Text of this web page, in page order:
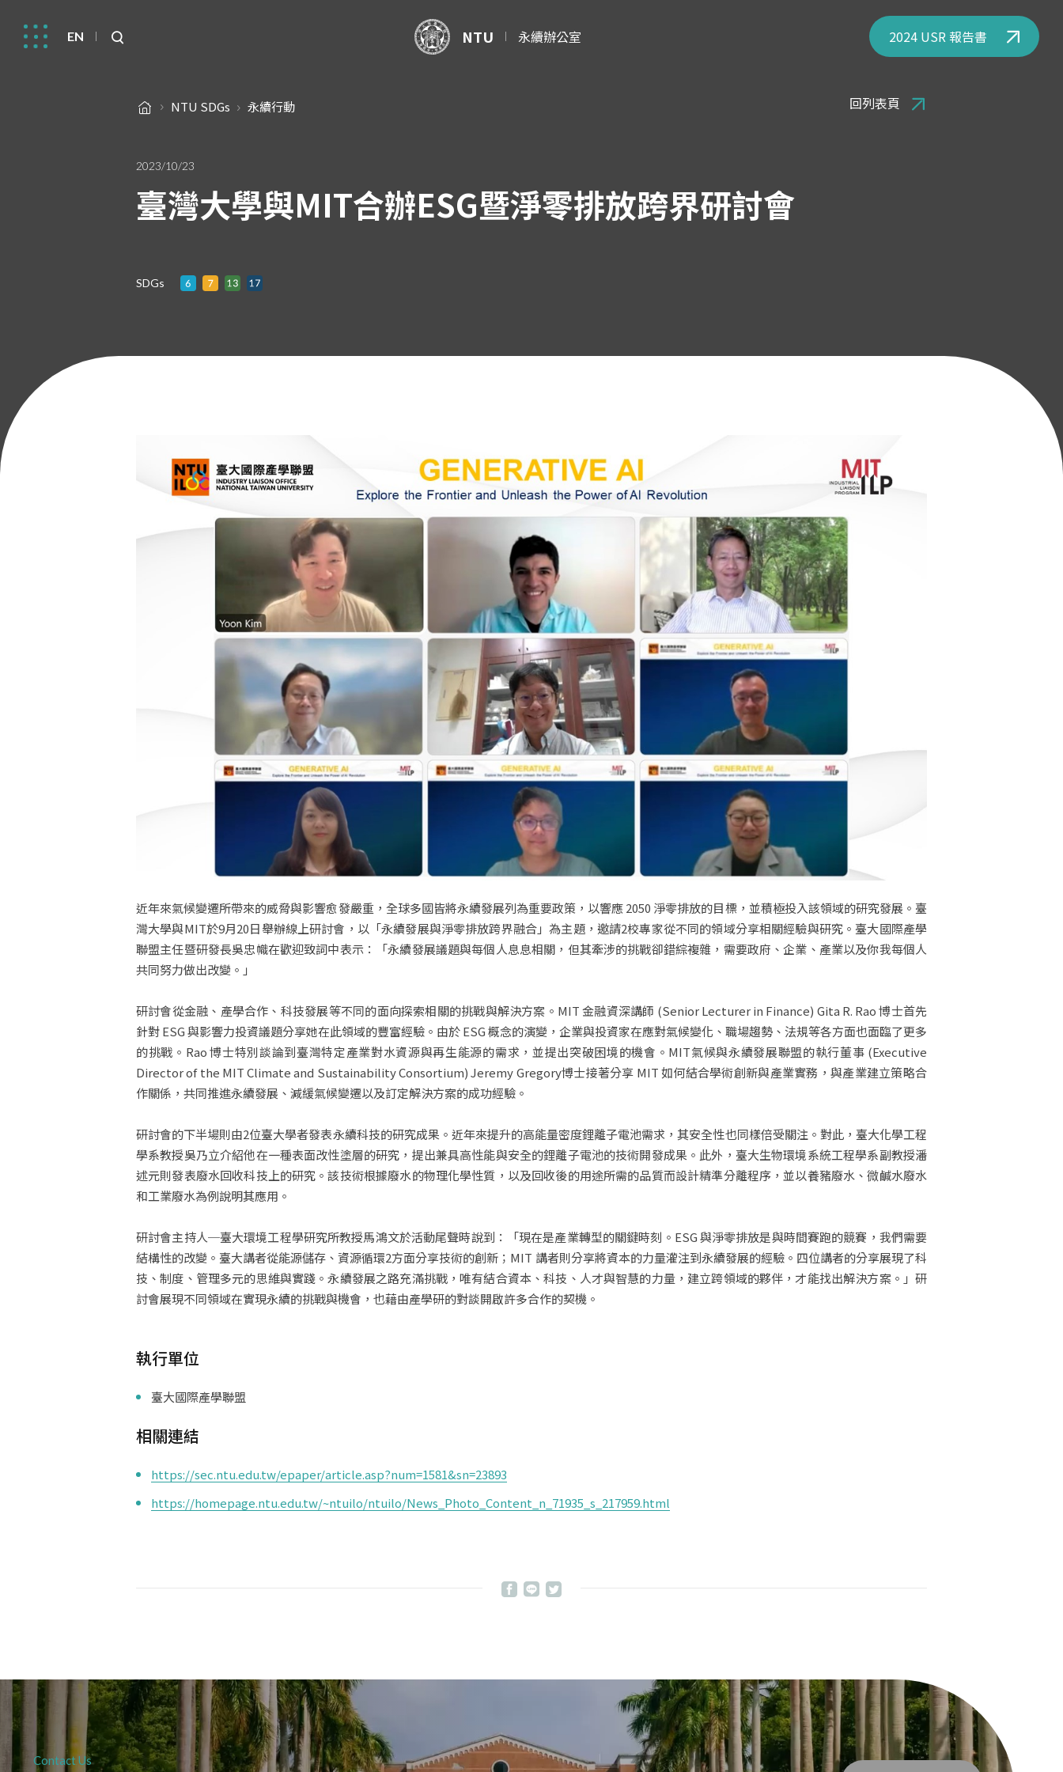
EN NTU 永續辦公室 2024 USR 報告書
NTU SDGs 永續行動 回列表頁
2023/10/23
臺灣大學與MIT合辦ESG暨淨零排放跨界研討會
SDGs
近年來氣候變遷所帶來的威脅與影響愈發嚴重，全球多國皆將永續發展列為重要政策，以響應 2050 淨零排放的目標，並積極投入該領域的研究發展。臺
灣大學與MIT於9月20日舉辦線上研討會，以「永續發展與淨零排放跨界融合」為主題，邀請2校專家從不同的領域分享相關經驗與研究。臺大國際產學
聯盟主任暨研發長吳忠幟在歡迎致詞中表示：「永續發展議題與每個人息息相關，但其牽涉的挑戰卻錯綜複雜，需要政府、企業、產業以及你我每個人
共同努力做出改變。」
研討會從金融、產學合作、科技發展等不同的面向探索相關的挑戰與解決方案。MIT 金融資深講師 (Senior Lecturer in Finance) Gita R. Rao 博士首先
針對 ESG 與影響力投資議題分享她在此領域的豐富經驗。由於 ESG 概念的演變，企業與投資家在應對氣候變化、職場趨勢、法規等各方面也面臨了更多
的挑戰。Rao 博士特別談論到臺灣特定產業對水資源與再生能源的需求，並提出突破困境的機會。MIT氣候與永續發展聯盟的執行董事 (Executive
Director of the MIT Climate and Sustainability Consortium) Jeremy Gregory博士接著分享 MIT 如何結合學術創新與產業實務，與產業建立策略合
作關係，共同推進永續發展、減緩氣候變遷以及訂定解決方案的成功經驗。
研討會的下半場則由2位臺大學者發表永續科技的研究成果。近年來提升的高能量密度鋰離子電池需求，其安全性也同樣倍受關注。對此，臺大化學工程
學系教授吳乃立介紹他在一種表面改性塗層的研究，提出兼具高性能與安全的鋰離子電池的技術開發成果。此外，臺大生物環境系統工程學系副教授潘
述元則發表廢水回收科技上的研究。該技術根據廢水的物理化學性質，以及回收後的用途所需的品質而設計精準分離程序，並以養豬廢水、微鹹水廢水
和工業廢水為例說明其應用。
研討會主持人─臺大環境工程學研究所教授馬鴻文於活動尾聲時說到：「現在是產業轉型的關鍵時刻。ESG 與淨零排放是與時間賽跑的競賽，我們需要
結構性的改變。臺大講者從能源儲存、資源循環2方面分享技術的創新；MIT 講者則分享將資本的力量灌注到永續發展的經驗。四位講者的分享展現了科
技、制度、管理多元的思維與實踐。永續發展之路充滿挑戰，唯有結合資本、科技、人才與智慧的力量，建立跨領域的夥伴，才能找出解決方案。」研
討會展現不同領域在實現永續的挑戰與機會，也藉由產學研的對談開啟許多合作的契機。
執行單位
臺大國際產學聯盟
相關連結
https://sec.ntu.edu.tw/epaper/article.asp?num=1581&sn=23893
https://homepage.ntu.edu.tw/~ntuilo/ntuilo/News_Photo_Content_n_71935_s_217959.html
Contact Us